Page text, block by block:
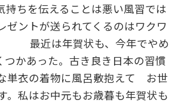
持ちを伝えることは悪い風習では
ゼントが送られてくるのはワクワ
、今年でやめ
かあった。古き良き日本の習慣
単衣の着物に風呂敷抱えて お世
私はお中元もお歳暮も年賀状も